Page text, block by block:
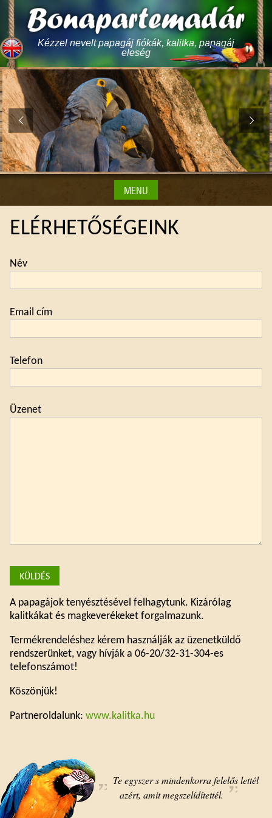
Skip
content
Kézzel nevelt papagáj fiókák, kalitka, papagáj
eleség
MENU
ELÉRHETŐSÉGEINK
Név
Email cím
Telefon
Üzenet
A papagájok tenyésztésével felhagytunk. Kizárólag
kalitkákat és magkeverékeket forgalmazunk.
Termékrendeléshez kérem használják az üzenetküldő
rendszerünket, vagy hívják a 06-20/32-31-304-es
telefonszámot!
Köszönjük!
Partneroldalunk: www.kalitka.hu
Te egyszer s mindenkorra felelős lettél
azért, amit megszelídítettél.